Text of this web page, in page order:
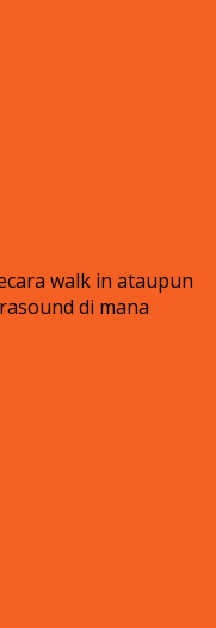
walk in ataupun
di mana